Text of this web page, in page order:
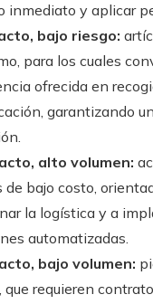
inmediato y aplicar
bajo riesgo:
para los cuales
ofrecida en
garantizando
alto volumen:
de bajo costo,
la logística y a
automatizadas.
bajo volumen:
que requieren